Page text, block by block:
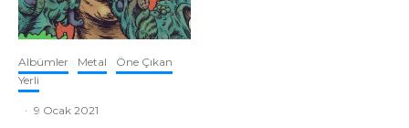
Albümler Metal
Öne Çıkan
Yerli
· 9 Ocak 2021